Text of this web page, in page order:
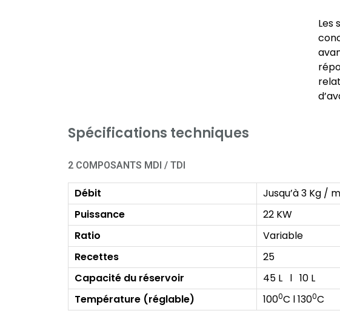
Les
Spécifications techniques
2 COMPOSANTS MDI / TDI
Débit
Jusqu’à 3 Kg /
Puissance
22 KW
Ratio
Variable
Recettes
25
Capacité du réservoir
45 L l 10 L
Température (réglable)
1000C l 1300C